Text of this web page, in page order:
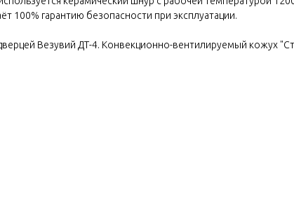
100% гарантию безопасности при эксплуатации.
Везувий ДТ-4. Конвекционно-вентилируемый кожух